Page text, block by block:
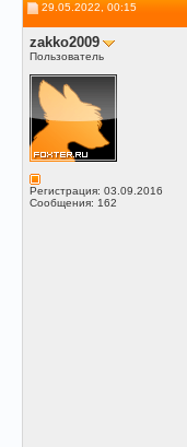
29.05.2022, 00:15
zakko2009
Пользователь
Регистрация: 03.09.2016
Сообщения: 162